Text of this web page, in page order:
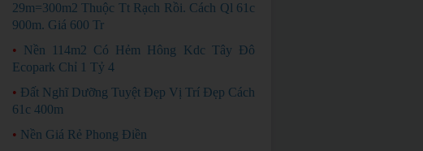
29m=300m2 Thuộc Tt Rạch Rồi. Cách Ql 61c
900m. Giá 600 Tr
• Nền 114m2 Có Hẻm Hông Kdc Tây Đô
Ecopark Chỉ 1 Tỷ 4
• Đất Nghĩ Dưỡng Tuyệt Đẹp Vị Trí Đẹp Cách
61c 400m
• Nền Giá Rẻ Phong Điền